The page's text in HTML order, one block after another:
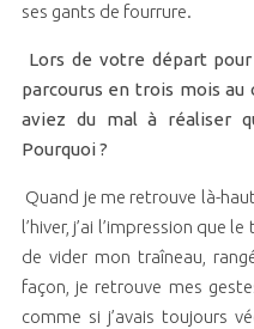
ses gants de fourrure.
Lors de votre départ pour
parcourus en trois mois au
aviez du mal à réaliser
Pourquoi ?
Quand je me retrouve là-
l’hiver, j’ai l’impression que
de vider mon traîneau,
façon, je retrouve mes
comme si j’avais toujours